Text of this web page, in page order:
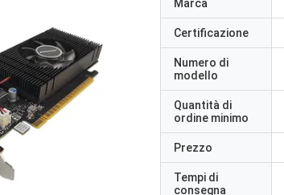
Marca
Certificazione
Numero di
modello
Quantità di
ordine minimo
Prezzo
Tempi di
consegna